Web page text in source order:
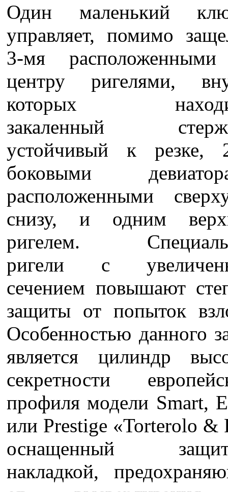
Один маленький
управляет, помимо
3-мя
центру ригелями,
которых
закаленный
устойчивый к резке,
боковыми
расположенными
снизу, и одним
ригелем.
ригели с
сечением повышают
защиты от попыток
Особенностью данного
является цилиндр
секретности
профиля модели Smart,
или Prestige «Torterolo &
оснащенный
накладкой,